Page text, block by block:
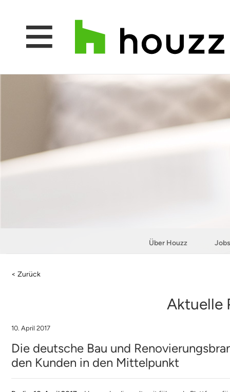
Über Houzz Jobs
< Zurück
Aktuelle
10. April 2017
Die deutsche Bau und
den Kunden in den Mittelpunkt